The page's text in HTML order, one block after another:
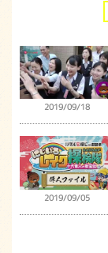
2019/09/18
2019/09/05